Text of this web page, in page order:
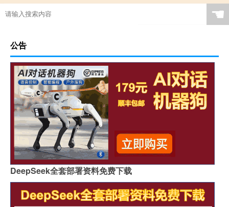
☚
公告
DeepSeek全套部署资料免费下载